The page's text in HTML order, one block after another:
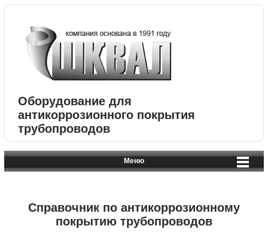
Оборудование для
антикоррозионного покрытия
трубопроводов
Меню
Справочник по антикоррозионному
покрытию трубопроводов